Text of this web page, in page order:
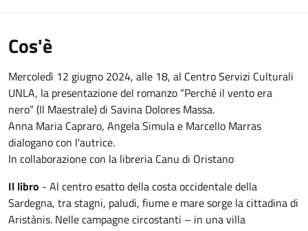
Cos'è
Mercoledì 12 giugno 2024, alle 18, al Centro Servizi Culturali
UNLA, la presentazione del romanzo “Perché il vento era
nero” (Il Maestrale) di Savina Dolores Massa.
Anna Maria Capraro, Angela Simula e Marcello Marras
dialogano con l'autrice.
In collaborazione con la libreria Canu di Oristano
Il libro - Al centro esatto della costa occidentale della
Sardegna, tra stagni, paludi, fiume e mare sorge la cittadina di
Aristànis. Nelle campagne circostanti – in una villa